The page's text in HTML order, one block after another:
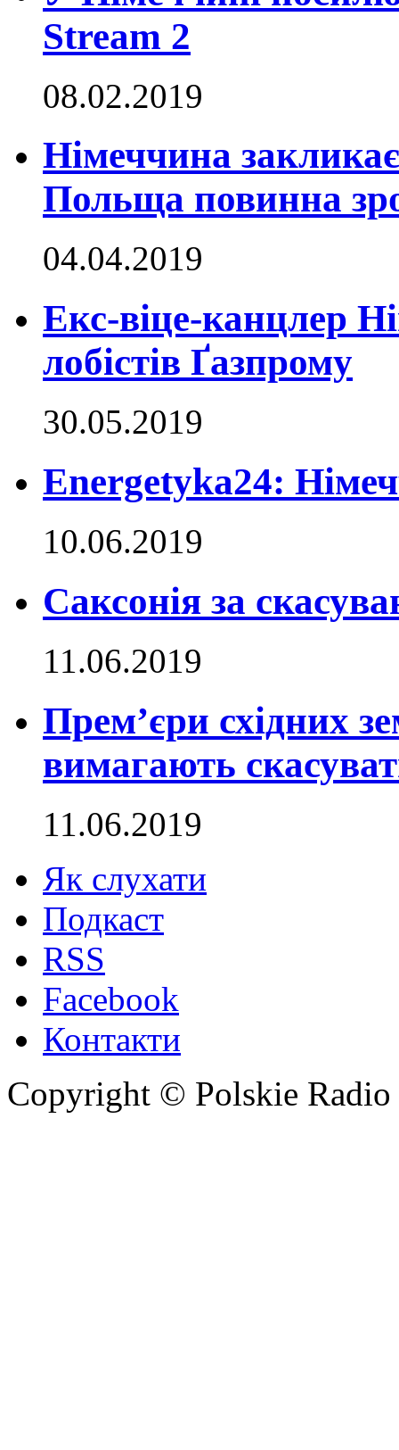
Stream 2
08.02.2019
Німеччина
Польща повинна
04.04.2019
Екс-віце-канцлер
лобістів Ґазпрому
30.05.2019
Energetyka24:
10.06.2019
Саксонія за
11.06.2019
Прем’єри східних
вимагають
11.06.2019
Як слухати
Подкаст
RSS
Facebook
Контакти
Copyright © Polskie